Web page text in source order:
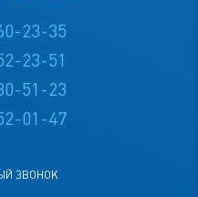
23-35
23-51
51-23
01-47
ЗВОНОК